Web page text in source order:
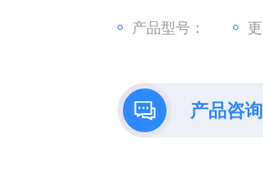
产品型号：
产品咨询